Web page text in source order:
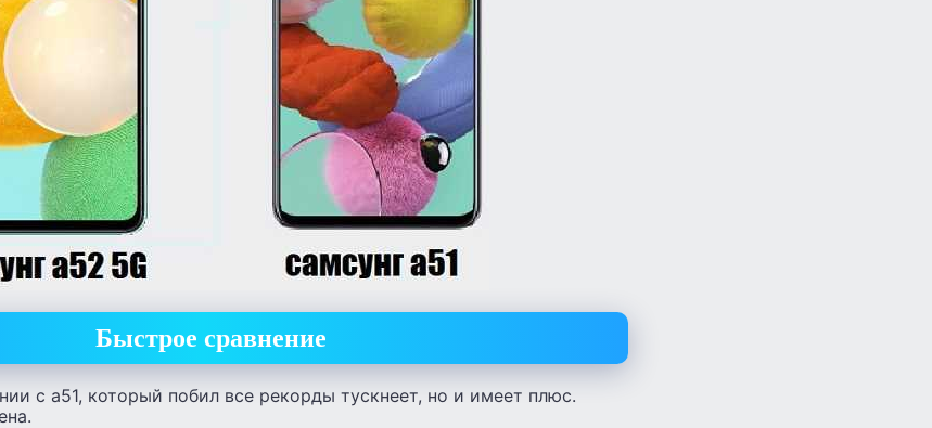
Быстрое сравнение
с а51, который побил все рекорды тускнеет, но и имеет плюс.